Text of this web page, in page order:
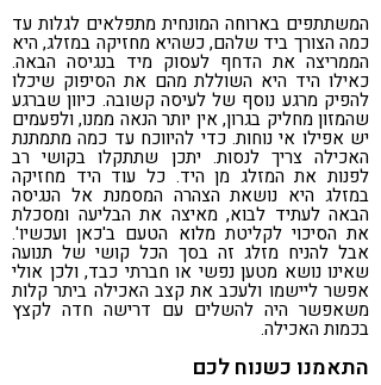
המשתתפים בארוחה המונחית מתפלאים לגלות עד
כמה הצורך ביד שלהם, כשהיא מחזיקה במזלג, היא
הממריצה את הדחף לעסוק מיד בנגיסה הבאה.
כאילו היד היא השוללת מהם את הסיפוק שיכלו
להפיק מרגע נוסף של לעיסה קשובה. כיוון שברגע
שהמזון מחליק בגרון, אין יותר הנאה ממנו, ולפעמים
יש אפילו אי נוחות. כדי להיווכח עד כמה מתמתנת
האכילה צריך לנסות. יתכן שתתקלו בקושי רב
לפנות את המזלג מן היד. כל עוד היד מחזיקה
במזלג היא נושאת הצהרה המסמנת אל הנגיסה
הבאה לעתיד לבוא, מאיצה את הבליעה ומסכלת
את הסיכוי לקליטת מלוא הטעם ב'כאן ועכשיו'.
אבל להניח מזלג זה בסך הכל קושי של תנועה
שאינו נושא מטען נפשי או חברתי כבד, ולכן אולי
אפשר ליישמו ולעכב את קצב האכילה ביתר קלות
משאפשר היה להשלים עם דרישה חדה לקצץ
בכמות האכילה.
התאמנו כשנוח לכם